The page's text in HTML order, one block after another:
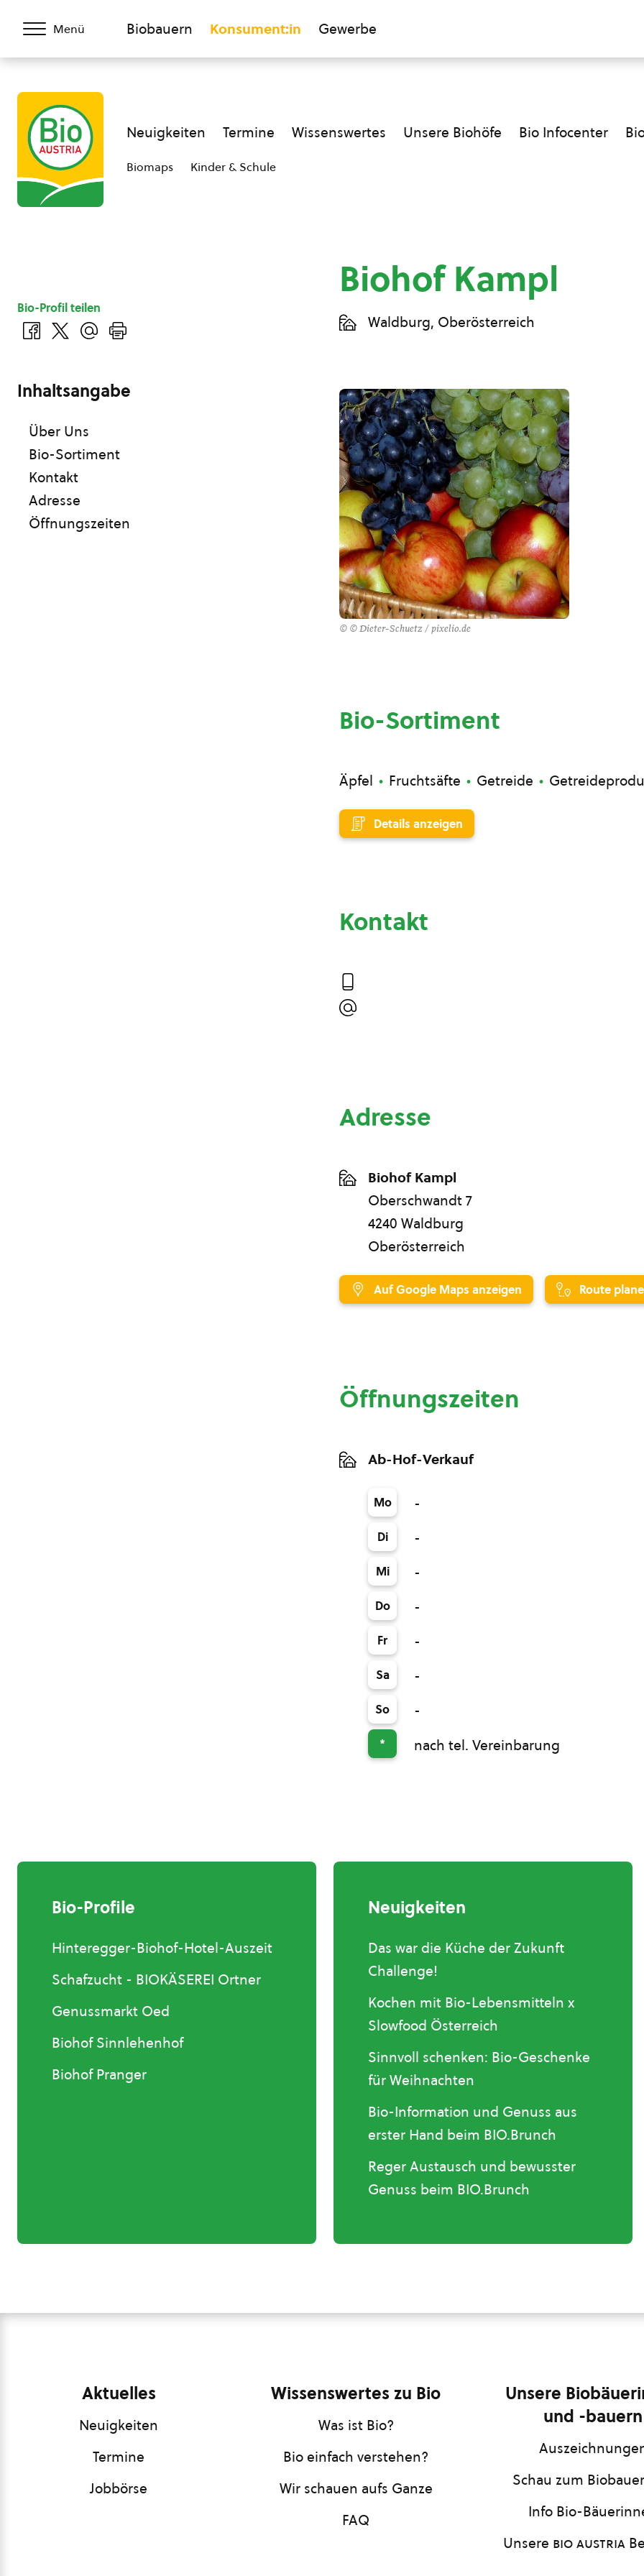
Menü Biobauern Konsument:in Gewerbe
Neuigkeiten Termine Wissenswertes Unsere Biohöfe Bio Infocenter
Biomaps Kinder & Schule
Biohof Kampl
Waldburg, Oberösterreich
© © Dieter-Schuetz / pixelio.de
Bio-Sortiment
Äpfel Fruchtsäfte Getreide
Details anzeigen
Kontakt
Adresse
Biohof Kampl
Oberschwandt 7
4240 Waldburg
Oberösterreich
Auf Google Maps anzeigen Route
Öffnungszeiten
Ab-Hof-Verkauf
Mo -
Di -
Mi -
Do -
Fr -
Sa -
So -
* nach tel. Vereinbarung
Bio-Profil teilen
Inhaltsangabe
Über Uns
Bio-Sortiment
Kontakt
Adresse
Öffnungszeiten
Bio-Profile
Hinteregger-Biohof-Hotel-Auszeit
Schafzucht - BIOKÄSEREI Ortner
Genussmarkt Oed
Biohof Sinnlehenhof
Biohof Pranger
Neuigkeiten
Das war die Küche der Zukunft
Challenge!
Kochen mit Bio-Lebensmitteln x
Slowfood Österreich
Sinnvoll schenken: Bio-Geschenke
für Weihnachten
Bio-Information und Genuss aus
erster Hand beim BIO.Brunch
Reger Austausch und bewusster
Genuss beim BIO.Brunch
Aktuelles
Neuigkeiten
Termine
Jobbörse
Wissenswertes zu Bio
Was ist Bio?
Bio einfach verstehen?
Wir schauen aufs Ganze
FAQ
Unsere
und -bauern
Schau zum
Info Bio-
Unsere bio austria